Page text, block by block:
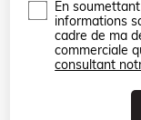
En
informations
cadre de ma
commerciale
consultant